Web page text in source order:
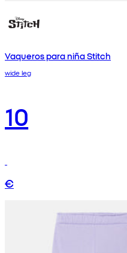
Vaqueros para niña Stitch
wide leg
10
€